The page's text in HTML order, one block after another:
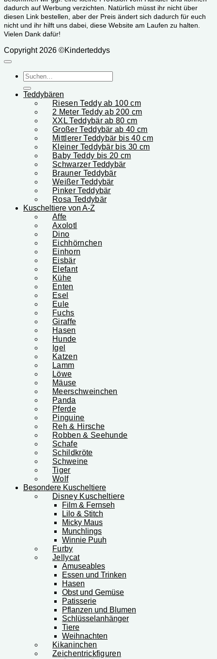
dadurch auf Werbung verzichten. Natürlich müsst ihr nicht über
diesen Link bestellen, aber der Preis ändert sich dadurch für euch
nicht und ihr hilft uns dabei, diese Website am Laufen zu halten.
Vielen Dank dafür!
Copyright 2026 ©Kinderteddys
Suchen
nach:
Teddybären
Riesen Teddy ab 100 cm
2 Meter Teddy ab 200 cm
XXL Teddybär ab 80 cm
Großer Teddybär ab 40 cm
Mittlerer Teddybär bis 40 cm
Kleiner Teddybär bis 30 cm
Baby Teddy bis 20 cm
Schwarzer Teddybär
Brauner Teddybär
Weißer Teddybär
Pinker Teddybär
Rosa Teddybär
Kuscheltiere von A-Z
Affe
Axolotl
Dino
Eichhörnchen
Einhorn
Eisbär
Elefant
Kühe
Enten
Esel
Eule
Fuchs
Giraffe
Hasen
Hunde
Igel
Katzen
Lamm
Löwe
Mäuse
Meerschweinchen
Panda
Pferde
Pinguine
Reh & Hirsche
Robben & Seehunde
Schafe
Schildkröte
Schweine
Tiger
Wolf
Besondere Kuscheltiere
Disney Kuscheltiere
Film & Fernseh
Lilo & Stitch
Micky Maus
Munchlings
Winnie Puuh
Furby
Jellycat
Amuseables
Essen und Trinken
Hasen
Obst und Gemüse
Patisserie
Pflanzen und Blumen
Schlüsselanhänger
Tiere
Weihnachten
Kikaninchen
Zeichentrickfiguren